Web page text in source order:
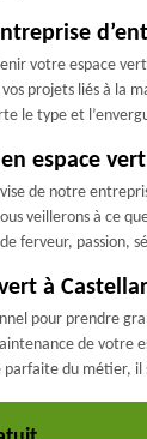
votre espace
projets liés à la
le type et
espace
de notre
veillerons à ce
ferveur, passion,
à
pour prendre
de votre
du métier, il